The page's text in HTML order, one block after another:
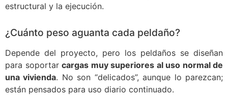
estructural y la ejecución.
¿Cuánto peso aguanta cada peldaño?
Depende del proyecto, pero los peldaños se diseñan
para soportar cargas muy superiores al uso normal de
una vivienda. No son “delicados”, aunque lo parezcan;
están pensados para uso diario continuado.